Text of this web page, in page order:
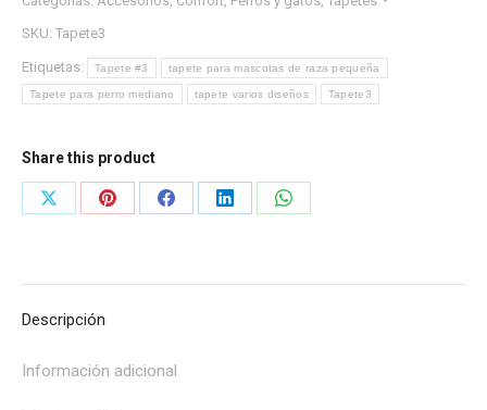
pequeñas
v/colores
cantidad
SKU: Tapete3
Etiquetas: Tapete #3 tapete para mascotas de raza pequeña
Tapete para perro mediano tapete varios diseños Tapete3
Share this product
Share
Share
Share
Share
Share
Descripción
Información adicional